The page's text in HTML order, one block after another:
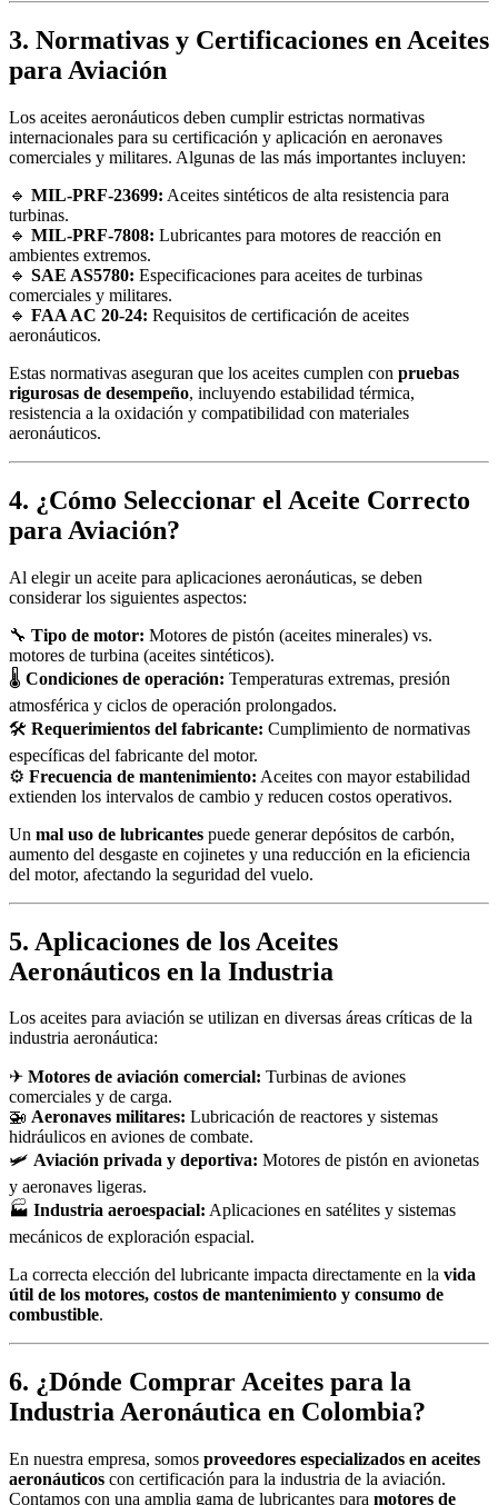
3. Normativas y Certificaciones en Aceites
para Aviación
Los aceites aeronáuticos deben cumplir estrictas normativas
internacionales para su certificación y aplicación en aeronaves
comerciales y militares. Algunas de las más importantes incluyen:
🔹 MIL-PRF-23699: Aceites sintéticos de alta resistencia para
turbinas.
🔹 MIL-PRF-7808: Lubricantes para motores de reacción en
ambientes extremos.
🔹 SAE AS5780: Especificaciones para aceites de turbinas
comerciales y militares.
🔹 FAA AC 20-24: Requisitos de certificación de aceites
aeronáuticos.
Estas normativas aseguran que los aceites cumplen con pruebas
rigurosas de desempeño, incluyendo estabilidad térmica,
resistencia a la oxidación y compatibilidad con materiales
aeronáuticos.
4. ¿Cómo Seleccionar el Aceite Correcto
para Aviación?
Al elegir un aceite para aplicaciones aeronáuticas, se deben
considerar los siguientes aspectos:
🔧 Tipo de motor: Motores de pistón (aceites minerales) vs.
motores de turbina (aceites sintéticos).
🌡 Condiciones de operación: Temperaturas extremas, presión
atmosférica y ciclos de operación prolongados.
🛠 Requerimientos del fabricante: Cumplimiento de normativas
específicas del fabricante del motor.
⚙ Frecuencia de mantenimiento: Aceites con mayor estabilidad
extienden los intervalos de cambio y reducen costos operativos.
Un mal uso de lubricantes puede generar depósitos de carbón,
aumento del desgaste en cojinetes y una reducción en la eficiencia
del motor, afectando la seguridad del vuelo.
5. Aplicaciones de los Aceites
Aeronáuticos en la Industria
Los aceites para aviación se utilizan en diversas áreas críticas de la
industria aeronáutica:
✈ Motores de aviación comercial: Turbinas de aviones
comerciales y de carga.
🚁 Aeronaves militares: Lubricación de reactores y sistemas
hidráulicos en aviones de combate.
🛩 Aviación privada y deportiva: Motores de pistón en avionetas
y aeronaves ligeras.
🏭 Industria aeroespacial: Aplicaciones en satélites y sistemas
mecánicos de exploración espacial.
La correcta elección del lubricante impacta directamente en la vida
útil de los motores, costos de mantenimiento y consumo de
combustible.
6. ¿Dónde Comprar Aceites para la
Industria Aeronáutica en Colombia?
En nuestra empresa, somos proveedores especializados en aceites
aeronáuticos con certificación para la industria de la aviación.
Contamos con una amplia gama de lubricantes para motores de